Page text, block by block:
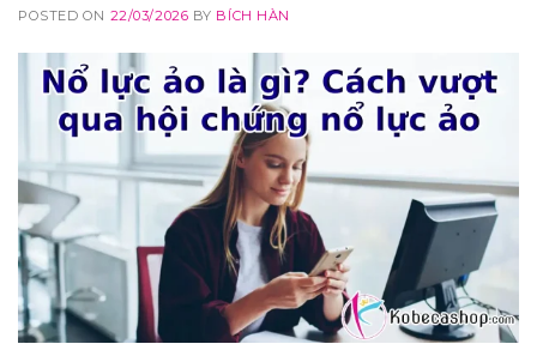
POSTED ON 22/03/2026 BY BÍCH HÀN